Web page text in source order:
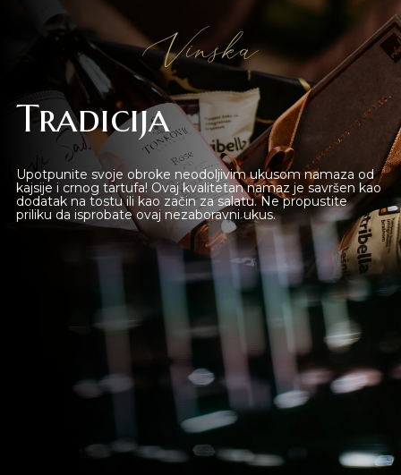
O nama
Kontakt
sr es
Vinska
Tradicija
Upotpunite svoje obroke neodoljivim ukusom namaza od
kajsije i crnog tartufa! Ovaj kvalitetan namaz je savršen kao
dodatak na tostu ili kao začin za salatu. Ne propustite
priliku da isprobate ovaj nezaboravni ukus.